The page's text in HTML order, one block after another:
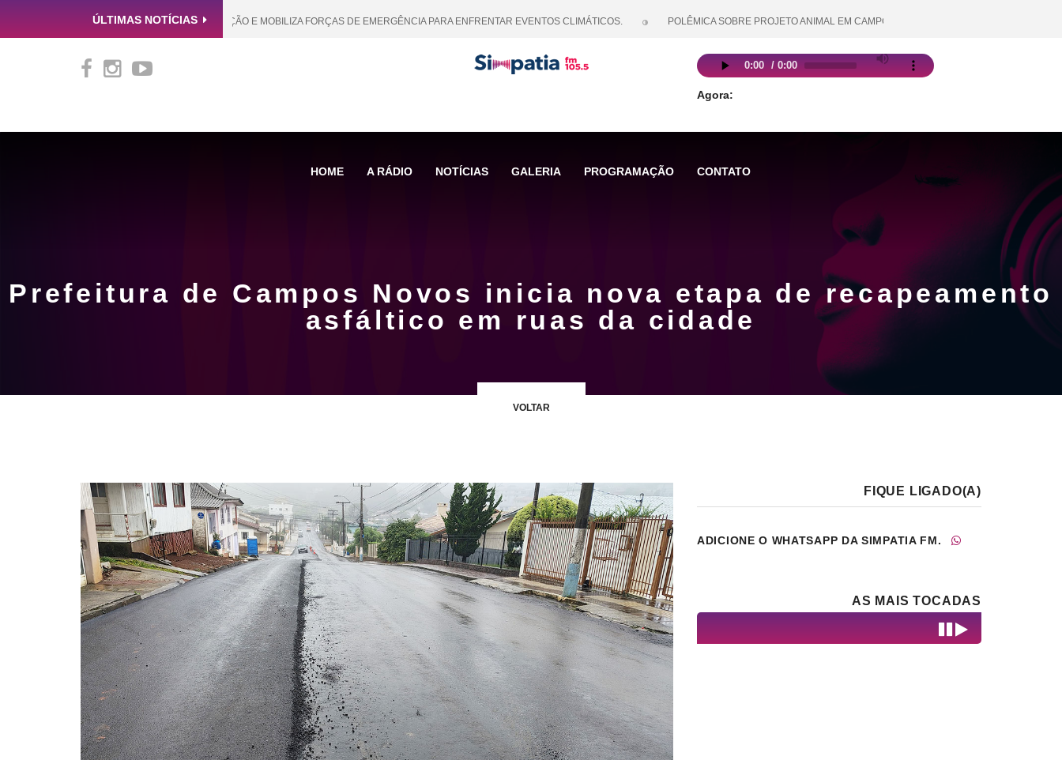
ÚLTIMAS NOTÍCIAS
CAMPOS NOVOS REFORÇA PREVENÇÃO E MOBILIZA FORÇAS DE EMERGÊNCIA PARA ENFRENTAR EVENTOS CLIMÁTICOS. POLÊMICA SOBRE PROJETO ANIMAL EM CAMPOS NOVOS MOBILIZA SECRETARIA
Agora:
HOME A RÁDIO NOTÍCIAS GALERIA PROGRAMAÇÃO CONTATO
Prefeitura de Campos Novos inicia nova etapa de recapeamento
asfáltico em ruas da cidade
VOLTAR
FIQUE LIGADO(A)
ADICIONE O WHATSAPP DA SIMPATIA FM.
AS MAIS TOCADAS